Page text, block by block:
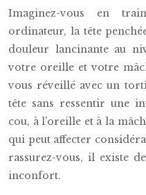
Imaginez-vous en
ordinateur, la tête
douleur lancinante au
votre oreille et votre
vous réveillé avec un
tête sans ressentir une
cou, à l’oreille et à la
qui peut affecter
rassurez-vous, il existe
inconfort.